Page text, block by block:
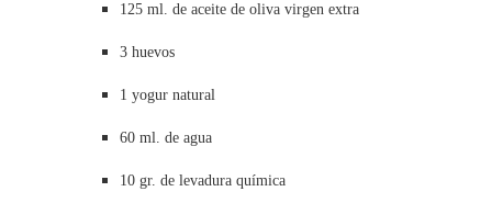
125 ml. de aceite de oliva virgen extra
3 huevos
1 yogur natural
60 ml. de agua
10 gr. de levadura química